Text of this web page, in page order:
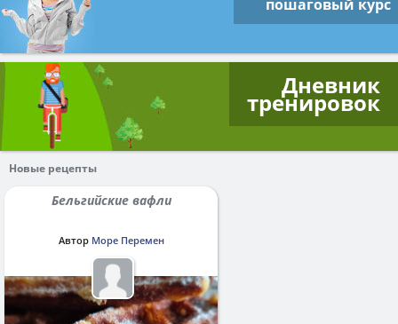
пошаговый курс
Дневник
тренировок
Новые рецепты
Бельгийские вафли
Автор Море Перемен